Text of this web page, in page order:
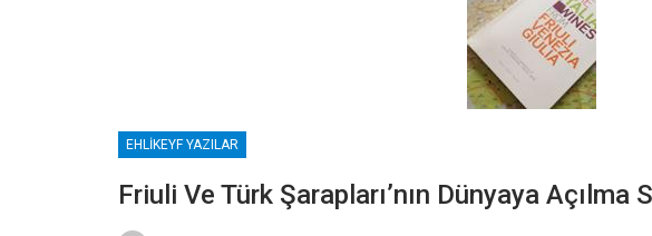
EHLIKEYF YAZILAR
Friuli Ve Türk Şarapları’nın Dünyaya Açılma